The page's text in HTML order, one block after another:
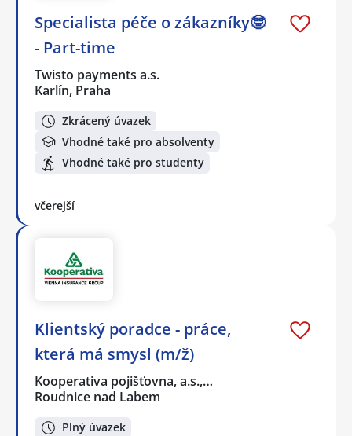
Specialista péče o zákazníky🤓
- Part-time
Twisto payments a.s.
Karlín, Praha
Zkrácený úvazek
Vhodné také pro absolventy
Vhodné také pro studenty
včerejší
Klientský poradce - práce,
která má smysl (m/ž)
Kooperativa pojišťovna, a.s.,…
Roudnice nad Labem
Plný úvazek